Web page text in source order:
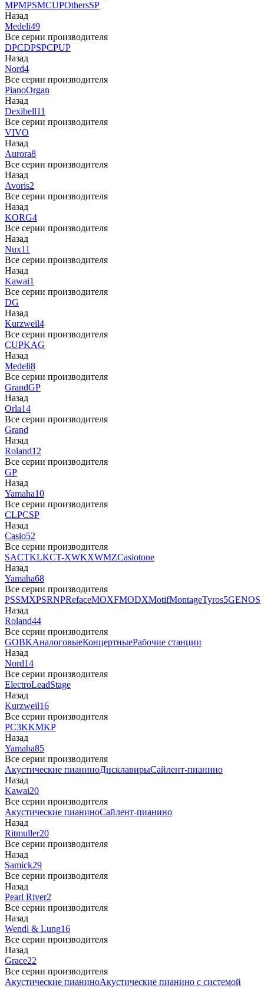
MPMPSMCUPOthersSP
Назад
Medeli49
Все серии производителя
DPCDPSPCPUP
Назад
Nord4
Все серии производителя
PianoOrgan
Назад
Dexibell11
Все серии производителя
VIVO
Назад
Aurora8
Все серии производителя
Назад
Avoris2
Все серии производителя
Назад
KORG4
Все серии производителя
Назад
Nux11
Все серии производителя
Назад
Kawai1
Все серии производителя
DG
Назад
Kurzweil4
Все серии производителя
CUPKAG
Назад
Medeli8
Все серии производителя
GrandGP
Назад
Orla14
Все серии производителя
Grand
Назад
Roland12
Все серии производителя
GP
Назад
Yamaha10
Все серии производителя
CLPCSP
Назад
Casio52
Все серии производителя
SACTKLKCT-XWKXWMZCasiotone
Назад
Yamaha68
Все серии производителя
PSSMXPSRNPRefaceMOXFMODXMotifMontageTyros5GENOS
Назад
Roland44
Все серии производителя
GOBKАналоговыеКонцертныеРабочие станции
Назад
Nord14
Все серии производителя
ElectroLeadStage
Назад
Kurzweil16
Все серии производителя
PC3KKMKP
Назад
Yamaha85
Все серии производителя
Акустические пианиноДисклавирыСайлент-пианино
Назад
Kawai20
Все серии производителя
Акустические пианиноСайлент-пианино
Назад
Ritmuller20
Все серии производителя
Назад
Samick29
Все серии производителя
Назад
Pearl River2
Все серии производителя
Назад
Wendl & Lung16
Все серии производителя
Назад
Grace22
Все серии производителя
Акустические пианиноАкустические пианино с системой